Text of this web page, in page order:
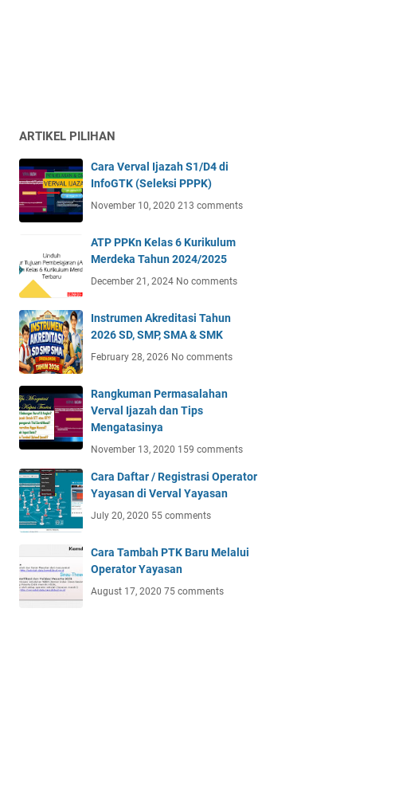
ARTIKEL PILIHAN
Cara Verval Ijazah S1/D4 di
InfoGTK (Seleksi PPPK)
November 10, 2020 213 comments
ATP PPKn Kelas 6 Kurikulum
Merdeka Tahun 2024/2025
December 21, 2024 No comments
Instrumen Akreditasi Tahun
2026 SD, SMP, SMA & SMK
February 28, 2026 No comments
Rangkuman Permasalahan
Verval Ijazah dan Tips
Mengatasinya
November 13, 2020 159 comments
Cara Daftar / Registrasi Operator
Yayasan di Verval Yayasan
July 20, 2020 55 comments
Cara Tambah PTK Baru Melalui
Operator Yayasan
August 17, 2020 75 comments